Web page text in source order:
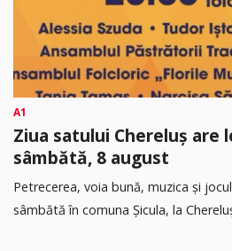
A1
Ziua satului Chereluș are
sâmbătă, 8 august
Petrecerea, voia bună, muzica și
sâmbătă în comuna Șicula, la